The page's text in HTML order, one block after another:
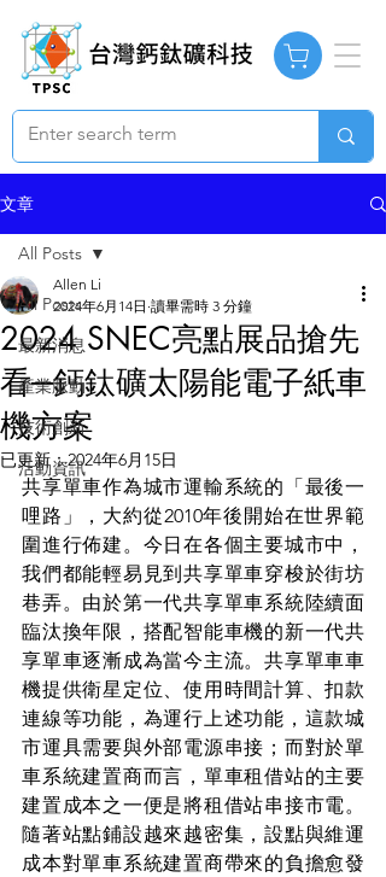
文章
All Posts
最新消息
產業脈動
技術創新
活動資訊
All Posts
2024 SNEC亮點展品搶先
看─鈣鈦礦太陽能電子紙車
機方案
Allen Li
2024年6月14日 讀畢需時 3 分鐘
已更新：2024年6月15日
共享單車作為城市運輸系統的「最後一
哩路」，大約從2010年後開始在世界範
圍進行佈建。今日在各個主要城市中，
我們都能輕易見到共享單車穿梭於街坊
巷弄。由於第一代共享單車系統陸續面
臨汰換年限，搭配智能車機的新一代共
享單車逐漸成為當今主流。共享單車車
機提供衛星定位、使用時間計算、扣款
連線等功能，為運行上述功能，這款城
市運具需要與外部電源串接；而對於單
車系統建置商而言，單車租借站的主要
建置成本之一便是將租借站串接市電。
隨著站點鋪設越來越密集，設點與維運
成本對單車系統建置商帶來的負擔愈發